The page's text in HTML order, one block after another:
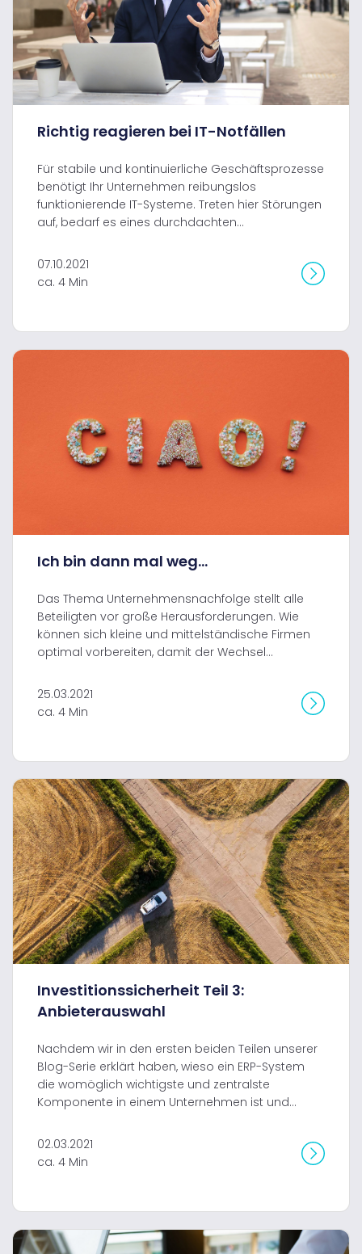
Richtig reagieren bei IT-Notfällen
Für stabile und kontinuierliche Geschäftsprozesse
benötigt Ihr Unternehmen reibungslos
funktionierende IT-Systeme. Treten hier Störungen
auf, bedarf es eines durchdachten...
07.10.2021
ca. 4 Min
Ich bin dann mal weg...
Das Thema Unternehmensnachfolge stellt alle
Beteiligten vor große Herausforderungen. Wie
können sich kleine und mittelständische Firmen
optimal vorbereiten, damit der Wechsel...
25.03.2021
ca. 4 Min
Investitionssicherheit Teil 3:
Anbieterauswahl
Nachdem wir in den ersten beiden Teilen unserer
Blog-Serie erklärt haben, wieso ein ERP-System
die womöglich wichtigste und zentralste
Komponente in einem Unternehmen ist und...
02.03.2021
ca. 4 Min